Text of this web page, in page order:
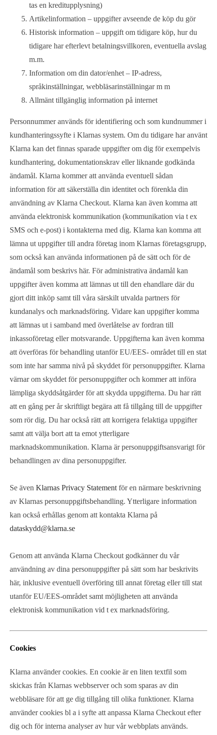
tas en kreditupplysning)
Artikelinformation – uppgifter avseende de köp du gör
Historisk information – uppgift om tidigare köp, hur du
tidigare har efterlevt betalningsvillkoren, eventuella avslag
m.m.
Information om din dator/enhet – IP-adress,
språkinställningar, webbläsarinställningar m m
Allmänt tillgänglig information på internet
Personnummer används för identifiering och som kundnummer i
kundhanteringssyfte i Klarnas system. Om du tidigare har använt
Klarna kan det finnas sparade uppgifter om dig för exempelvis
kundhantering, dokumentationskrav eller liknande godkända
ändamål. Klarna kommer att använda eventuell sådan
information för att säkerställa din identitet och förenkla din
användning av Klarna Checkout. Klarna kan även komma att
använda elektronisk kommunikation (kommunikation via t ex
SMS och e-post) i kontakterna med dig. Klarna kan komma att
lämna ut uppgifter till andra företag inom Klarnas företagsgrupp,
som också kan använda informationen på de sätt och för de
ändamål som beskrivs här. För administrativa ändamål kan
uppgifter även komma att lämnas ut till den ehandlare där du
gjort ditt inköp samt till våra särskilt utvalda partners för
kundanalys och marknadsföring. Vidare kan uppgifter komma
att lämnas ut i samband med överlåtelse av fordran till
inkassoföretag eller motsvarande. Uppgifterna kan även komma
att överföras för behandling utanför EU/EES- området till en stat
som inte har samma nivå på skyddet för personuppgifter. Klarna
värnar om skyddet för personuppgifter och kommer att införa
lämpliga skyddsåtgärder för att skydda uppgifterna. Du har rätt
att en gång per år skriftligt begära att få tillgång till de uppgifter
som rör dig. Du har också rätt att korrigera felaktiga uppgifter
samt att välja bort att ta emot ytterligare
marknadskommunikation. Klarna är personuppgiftsansvarigt för
behandlingen av dina personuppgifter.
Se även Klarnas Privacy Statement för en närmare beskrivning
av Klarnas personuppgiftsbehandling. Ytterligare information
kan också erhållas genom att kontakta Klarna på
dataskydd@klarna.se
Genom att använda Klarna Checkout godkänner du vår
användning av dina personuppgifter på sätt som har beskrivits
här, inklusive eventuell överföring till annat företag eller till stat
utanför EU/EES-området samt möjligheten att använda
elektronisk kommunikation vid t ex marknadsföring.
Cookies
Klarna använder cookies. En cookie är en liten textfil som
skickas från Klarnas webbserver och som sparas av din
webbläsare för att ge dig tillgång till olika funktioner. Klarna
använder cookies bl a i syfte att anpassa Klarna Checkout efter
dig och för interna analyser av hur vår webbplats används.